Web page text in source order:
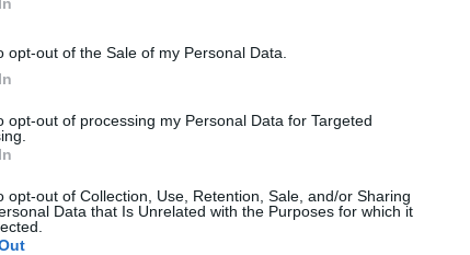
opt-out of the Sale of my Personal Data.
opt-out of processing my Personal Data for Targeted
opt-out of Collection, Use, Retention, Sale, and/or Sharing
Data that Is Unrelated with the Purposes for which it
a los hijos con sus padres... y es
PNV opina lo mismo... y es progresista
08/26 17:03
en bolsa, pese a que vuelve a elevar
tras un trimestre récord
06/08/26 15:12